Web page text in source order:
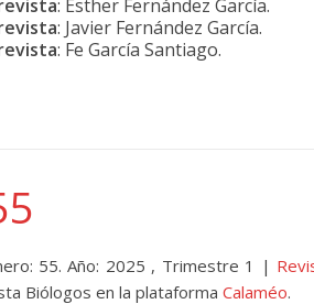
: Esther Fernández García.
: Javier Fernández García.
: Fe García Santiago.
55. Año: 2025 , Trimestre 1 |
Biólogos en la plataforma Calaméo.